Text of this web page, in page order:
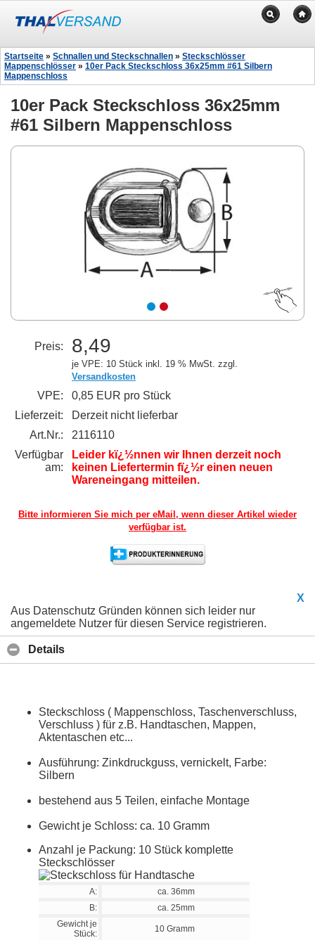
Startseite » Schnallen und Steckschnallen » Steckschlösser
Mappenschlösser » 10er Pack Steckschloss 36x25mm #61 Silbern
Mappenschloss
10er Pack Steckschloss 36x25mm
#61 Silbern Mappenschloss
Preis: 8,49
je VPE: 10 Stück inkl. 19 % MwSt. zzgl.
Versandkosten
VPE:
0,85 EUR pro Stück
Lieferzeit:
Derzeit nicht lieferbar
Art.Nr.:
2116110
Verfügbar
am:
Leider kï¿½nnen wir Ihnen derzeit noch
keinen Liefertermin fï¿½r einen neuen
Wareneingang mitteilen.
Bitte informieren Sie mich per eMail, wenn dieser Artikel wieder
verfügbar ist.
X
Aus Datenschutz Gründen können sich leider nur
angemeldete Nutzer für diesen Service registrieren.
Details
Steckschloss ( Mappenschloss, Taschenverschluss,
Verschluss ) für z.B. Handtaschen, Mappen,
Aktentaschen etc...
Ausführung: Zinkdruckguss, vernickelt, Farbe:
Silbern
bestehend aus 5 Teilen, einfache Montage
Gewicht je Schloss: ca. 10 Gramm
Anzahl je Packung: 10 Stück komplette
Steckschlösser
A:
ca. 36mm
B:
ca. 25mm
Gewicht je
Stück:
10 Gramm